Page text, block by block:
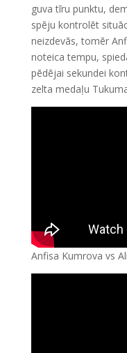
guva tīru punktu,
spēju kontrolēt
neizdevās, tomēr
noteica tempu,
pēdējai sekundei
zelta medaļu
Anfisa Kumrova vs